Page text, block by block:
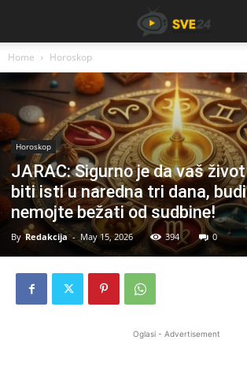
Home Horoskop
Horoskop
JARAC: Sigurno je da vaš
biti isti u naredna tri dana,
nemojte bežati od sudbine!
By Redakcija - May 15, 2026 394 0
Oglasi - Advertisement